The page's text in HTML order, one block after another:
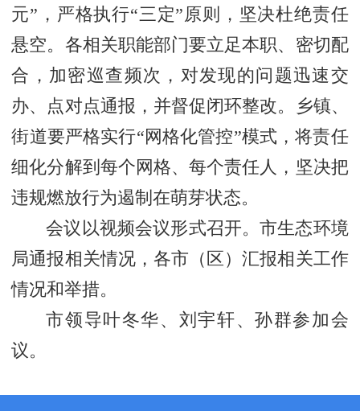
元”，严格执行“‌三定‌”原则，坚决杜绝责任
悬空。各相关职能部门要立足本职、密切配
合，加密巡查频次，对发现的问题迅速交
办、点对点通报‌，并督促闭环整改。乡镇、
街道要严格实行“网格化管控”模式，将责任
细化分解到每个网格、每个责任人，坚决把
违规燃放行为遏制在萌芽状态。
会议以视频会议形式召开。市生态环境
局通报相关情况，各市（区）汇报相关工作
情况和举措。
市领导叶冬华、刘宇轩、孙群参加会
议。